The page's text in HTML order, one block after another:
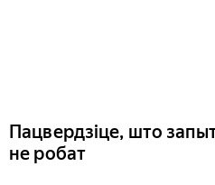
Пацвердзіце, што
не робат